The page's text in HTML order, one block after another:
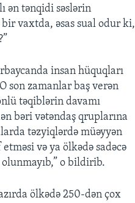
ən tənqidi səslərin
bir vaxtda, əsas sual odur ki,
insan hüquqları
son zamanlar baş verən
təqiblərin davamı
bəri vətəndaş qruplarına
təzyiqlərdə müəyyən
və ya ölkədə sadəcə
o bildirib.
ölkədə 250-dən çox